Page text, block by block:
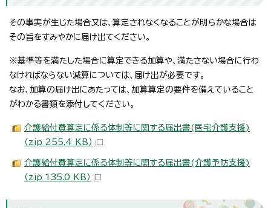
その事実が生じた場合又は、算定されなくなることが明らかな場合は
その旨をすみやかに届け出てください。
※基準等を満たした場合に算定できる加算や、満たさない場合に行わ
なければならない減算については、届け出が必要です。
なお、加算の届け出にあたっては、加算算定の要件を備えていること
がわかる書類を添付してください。
介護給付費算定に係る体制等に関する届出書(居宅介護支援)
（zip 255.4 KB）
介護給付費算定に係る体制等に関する届出書(介護予防支援)
（zip 135.0 KB）